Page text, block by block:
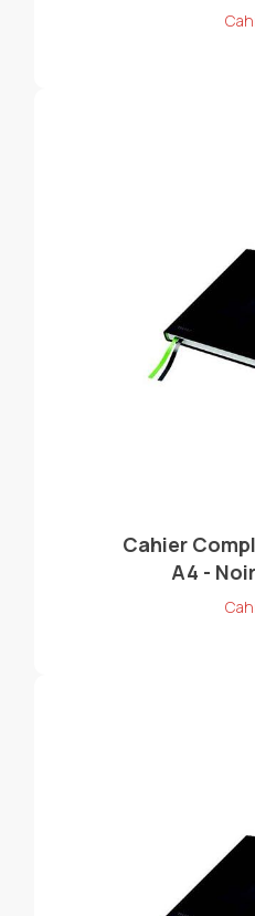
Cahier
A4 -